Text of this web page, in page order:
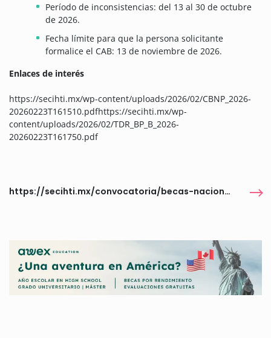
Período de inconsistencias: del 13 al 30 de octubre
de 2026.
Fecha límite para que la persona solicitante
formalice el CAB: 13 de noviembre de 2026.
Enlaces de interés
https://secihti.mx/wp-content/uploads/2026/02/CBNP_2026-
20260223T161510.pdfhttps://secihti.mx/wp-
content/uploads/2026/02/TDR_BP_B_2026-
20260223T161750.pdf
https://secihti.mx/convocatoria/becas-nacionales/convocatoria-de-becas-nacionales-para-estudios-de-posgrado-2026/